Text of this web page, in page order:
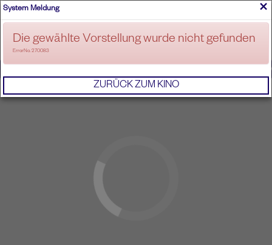
ANMELDEN
×
System Meldung
Die gewählte Vorstellung wurde nicht gefunden
ErrorNo. 270083
ZURÜCK ZUM KINO